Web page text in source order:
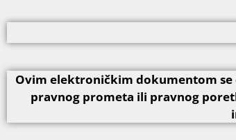
Ovim elektroničkim dokumentom se
pravnog prometa ili pravnog